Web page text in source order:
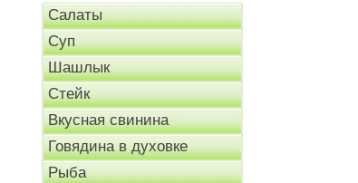
Салаты
Суп
Шашлык
Стейк
Вкусная свинина
Говядина в духовке
Рыба